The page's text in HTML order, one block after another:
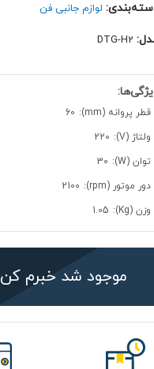
لوازم جانبی فن
قطر پروانه (mm):
60
ولتاژ (V):
220
توان (W):
30
دور موتور (rpm):
2100
وزن (Kg):
1.05
موجود شد خبرم کن